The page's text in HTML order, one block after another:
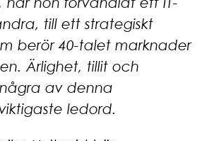
till ett strategiskt
berör 40-talet marknader
Ärlighet, tillit och
av denna
ledord.